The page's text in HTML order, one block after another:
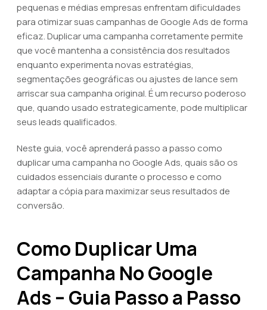
pequenas e médias empresas enfrentam dificuldades
para otimizar suas campanhas de Google Ads de forma
eficaz. Duplicar uma campanha corretamente permite
que você mantenha a consistência dos resultados
enquanto experimenta novas estratégias,
segmentações geográficas ou ajustes de lance sem
arriscar sua campanha original. É um recurso poderoso
que, quando usado estrategicamente, pode multiplicar
seus leads qualificados.
Neste guia, você aprenderá passo a passo como
duplicar uma campanha no Google Ads, quais são os
cuidados essenciais durante o processo e como
adaptar a cópia para maximizar seus resultados de
conversão.
Como Duplicar Uma
Campanha No Google
Ads – Guia Passo a Passo